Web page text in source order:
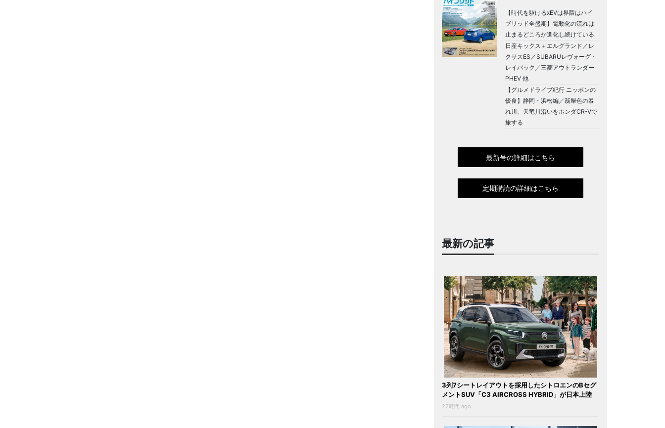
【時代を駆けるxEVは界隈はハイ
ブリッド全盛期】電動化の流れは
止まるどころか進化し続けている
日産キックス＋エルグランド／レ
クサスES／SUBARUレヴォーグ・
レイバック／三菱アウトランダー
PHEV 他
【グルメドライブ紀行 ニッポンの
優食】静岡・浜松編／翡翠色の暴
れ川、天竜川沿いをホンダCR-Vで
旅する
最新号の詳細はこちら
定期購読の詳細はこちら
最新の記事
3列7シートレイアウトを採用したシトロエンのBセグ
メントSUV「C3 AIRCROSS HYBRID」が日本上陸
22時間 ago